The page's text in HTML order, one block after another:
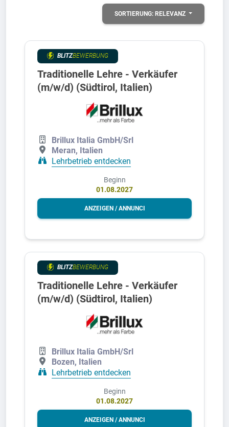
SORTIERUNG: RELEVANZ
BLITZBEWERBUNG
Traditionelle Lehre - Verkäufer
(m/w/d) (Südtirol, Italien)
Brillux Italia GmbH/Srl
Meran, Italien
Lehrbetrieb entdecken
Beginn
01.08.2027
ANZEIGEN / ANNUNCI
BLITZBEWERBUNG
Traditionelle Lehre - Verkäufer
(m/w/d) (Südtirol, Italien)
Brillux Italia GmbH/Srl
Bozen, Italien
Lehrbetrieb entdecken
Beginn
01.08.2027
ANZEIGEN / ANNUNCI